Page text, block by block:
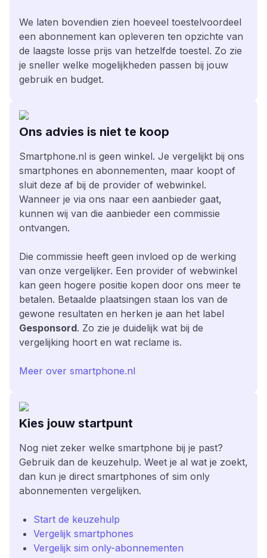
We laten bovendien zien hoeveel toestelvoordeel
een abonnement kan opleveren ten opzichte van
de laagste losse prijs van hetzelfde toestel. Zo zie
je sneller welke mogelijkheden passen bij jouw
gebruik en budget.
Ons advies is niet te koop
Smartphone.nl is geen winkel. Je vergelijkt bij ons
smartphones en abonnementen, maar koopt of
sluit deze af bij de provider of webwinkel.
Wanneer je via ons naar een aanbieder gaat,
kunnen wij van die aanbieder een commissie
ontvangen.
Die commissie heeft geen invloed op de werking
van onze vergelijker. Een provider of webwinkel
kan geen hogere positie kopen door ons meer te
betalen. Betaalde plaatsingen staan los van de
gewone resultaten en herken je aan het label
Gesponsord. Zo zie je duidelijk wat bij de
vergelijking hoort en wat reclame is.
Meer over smartphone.nl
Kies jouw startpunt
Nog niet zeker welke smartphone bij je past?
Gebruik dan de keuzehulp. Weet je al wat je zoekt,
dan kun je direct smartphones of sim only
abonnementen vergelijken.
Start de keuzehulp
Vergelijk smartphones
Vergelijk sim only-abonnementen